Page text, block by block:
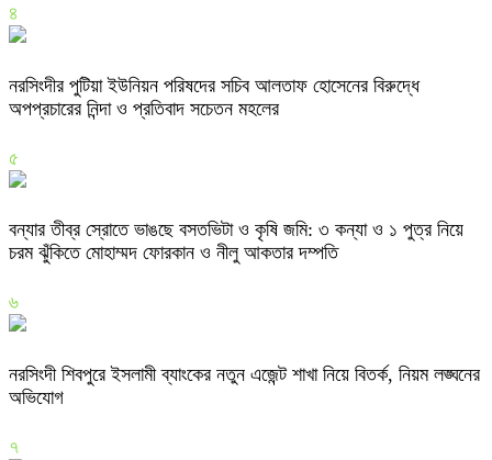
৪
নরসিংদীর পুটিয়া ইউনিয়ন পরিষদের সচিব আলতাফ হোসেনের বিরুদ্ধে
অপপ্রচারের নিন্দা ও প্রতিবাদ সচেতন মহলের
৫
বন্যার তীব্র স্রোতে ভাঙছে বসতভিটা ও কৃষি জমি: ৩ কন্যা ও ১ পুত্র নিয়ে
চরম ঝুঁকিতে মোহাম্মদ ফোরকান ও নীলু আকতার দম্পতি
৬
নরসিংদী শিবপুরে ইসলামী ব্যাংকের নতুন এজেন্ট শাখা নিয়ে বিতর্ক, নিয়ম লঙ্ঘনের
অভিযোগ
৭